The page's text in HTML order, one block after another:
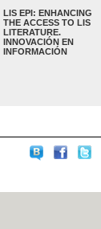
LIS EPI: ENHANCING
THE ACCESS TO LIS
LITERATURE.
INNOVACIÓN EN
INFORMACIÓN